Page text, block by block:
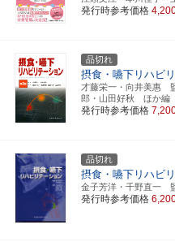
発行時参考価格
品切れ
摂食・嚥下リハビ
才藤栄一・向井美惠
郎・山田好秋 ほか編
発行時参考価格
品切れ
摂食・嚥下リハビ
金子芳洋・千野直一
発行時参考価格